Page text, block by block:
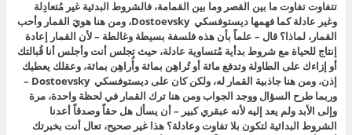
تتفاوت تفاوت ما بين القصر وما بين القمامة، فالشروط البدئية غير مُتعادِلة
وغير عادلة كما فهمها ديستوفسكي Dostoevsky، ومن هنا هويَ القمار وأحب
القمار، لماذا؟ قال – علماً بأن هذه فلسفة بسيطة وغالطة – لأن القمار إعادة
إنتاج للحياة مع شروط بدأية مُتساوية عادلة، حيث تجلس أنت وأجلس أنا قُبالتك
أو إزاءك على الطاولة وتدفع مائة أو تُراهِن بمائة وأُراهِن بمائة، وعقلك يعطيك
إذن، ومن هنا جاذبية القمار له، ولكن كان على ديستوفسكي Dostoevsky –
وربما طرح السؤال ووجد الجواب ومن هنا ترك القمار في لحظة واحدة، مرة
وإلى الأبد ولم يعد إليه لأنه عبقري كبير – أن يسأل هل حقاً وصدقاً أعدنا
الشروط البدائية لتكون بلا تفاوت وعادلة؟ هذا غير صحيح، تعال أنت بخبرتك